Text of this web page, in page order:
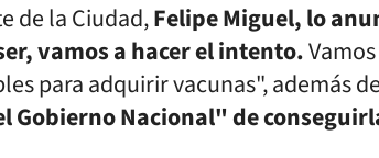
de la Ciudad,Felipe Miguel, lo
vamos a hacer el intento.
para adquirir vacunas", además
Gobierno Nacional" de